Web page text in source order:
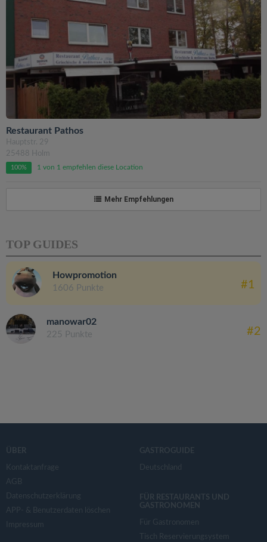
Restaurant Pathos
Hauptstr. 29
25488 Holm
100% 1 von 1 empfehlen diese Location
Mehr Empfehlungen
TOP GUIDES
Howpromotion
1606 Punkte #1
manowar02
225 Punkte #2
ÜBER
Kontaktanfrage
AGB
Datenschutzerklärung
APP- & Benutzerdaten löschen
Impressum
GASTROGUIDE
Deutschland
FÜR RESTAURANTS UND
GASTRONOMEN
Für Gastronomen
Tisch Reservierungsystem